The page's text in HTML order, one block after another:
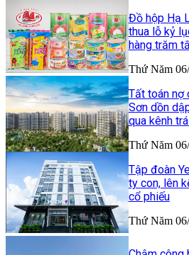
Đồ hộp Hạ
thua lỗ kỷ
hàng trăm
Thứ Năm
Tất toán nợ
Sơn dồn
qua kênh
Thứ Năm
Tập đoàn
ty con, lên
cổ phiếu
Thứ Năm